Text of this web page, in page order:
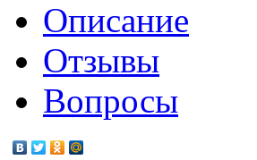
Описание
Отзывы
Вопросы